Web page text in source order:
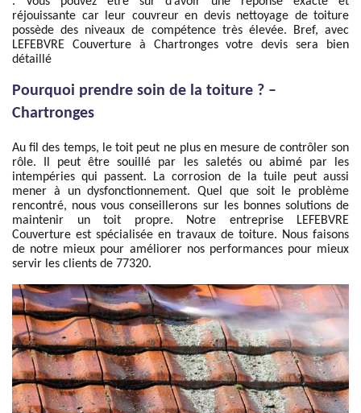
réjouissante car leur couvreur en devis nettoyage de toiture
possède des niveaux de compétence très élevée. Bref, avec
LEFEBVRE Couverture à Chartronges votre devis sera bien
détaillé
Pourquoi prendre soin de la toiture ? –
Chartronges
Au fil des temps, le toit peut ne plus en mesure de contrôler son
rôle. Il peut être souillé par les saletés ou abimé par les
intempéries qui passent. La corrosion de la tuile peut aussi
mener à un dysfonctionnement. Quel que soit le problème
rencontré, nous vous conseillerons sur les bonnes solutions de
maintenir un toit propre. Notre entreprise LEFEBVRE
Couverture est spécialisée en travaux de toiture. Nous faisons
de notre mieux pour améliorer nos performances pour mieux
servir les clients de 77320.